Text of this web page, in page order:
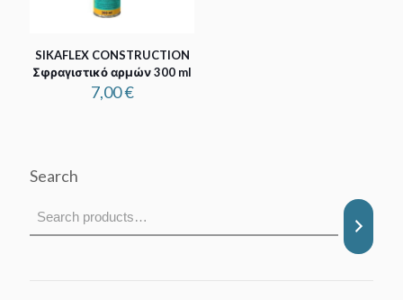
SIKAFLEX CONSTRUCTION
Σφραγιστικό αρμών 300 ml
7,00€
Search